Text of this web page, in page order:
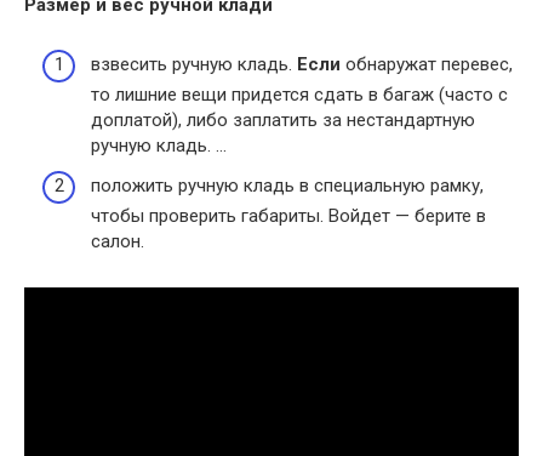
Размер и вес ручной клади
взвесить ручную кладь. Если обнаружат перевес,
то лишние вещи придется сдать в багаж (часто с
доплатой), либо заплатить за нестандартную
ручную кладь. …
положить ручную кладь в специальную рамку,
чтобы проверить габариты. Войдет — берите в
салон.